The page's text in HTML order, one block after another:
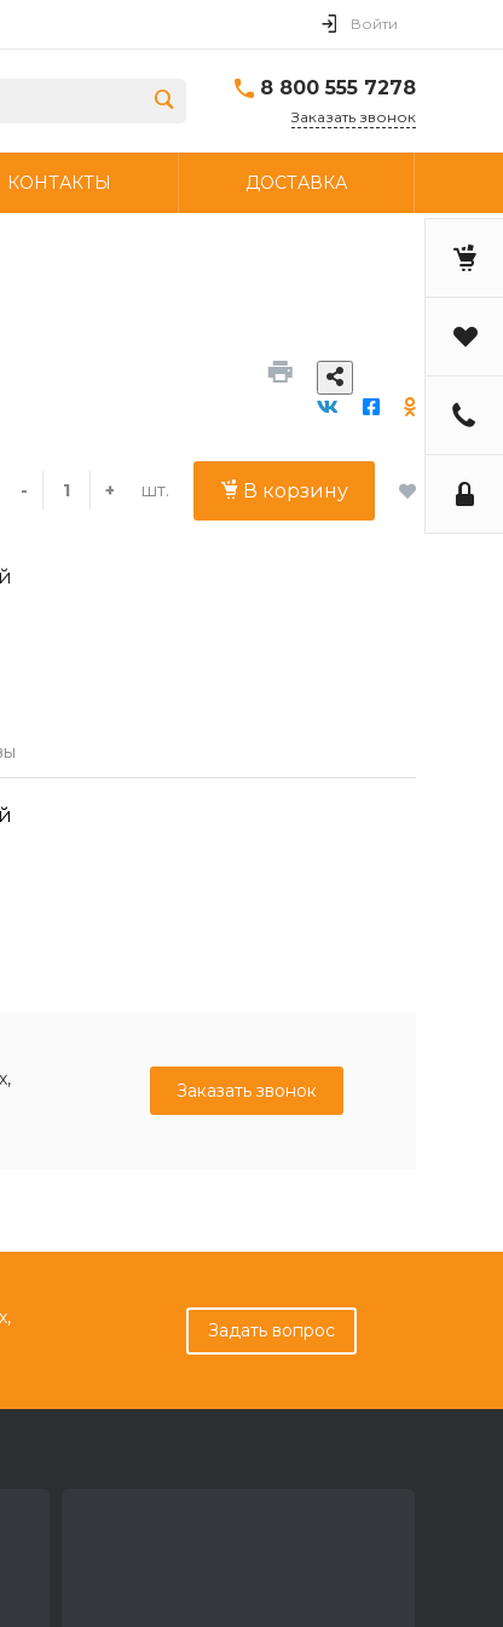
Войти
8 800 555 7278
Заказать звонок
КОНТАКТЫ ДОСТАВКА
- + шт. В корзину
Заказать звонок
Задать вопрос